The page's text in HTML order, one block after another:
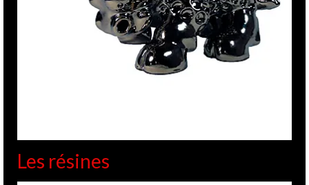
Les résines